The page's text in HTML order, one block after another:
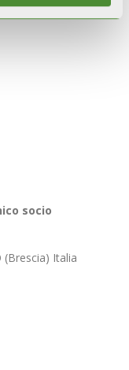
socio
(Brescia) Italia